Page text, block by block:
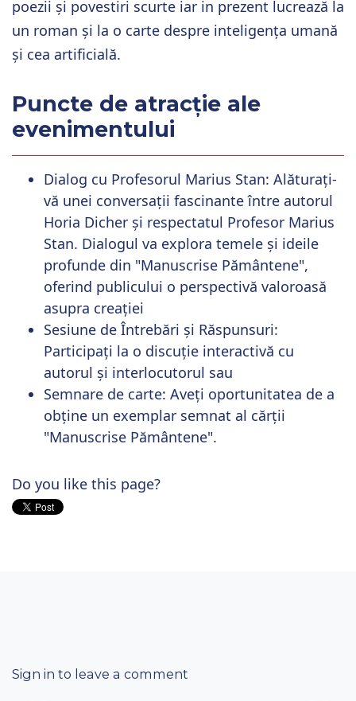
poezii și povestiri scurte iar in prezent lucrează la
un roman și la o carte despre inteligența umană
și cea artificială.
Puncte de atracție ale
evenimentului
Dialog cu Profesorul Marius Stan: Alăturați-
vă unei conversații fascinante între autorul
Horia Dicher și respectatul Profesor Marius
Stan. Dialogul va explora temele și ideile
profunde din "Manuscrise Pământene",
oferind publicului o perspectivă valoroasă
asupra creației
Sesiune de Întrebări și Răspunsuri:
Participați la o discuție interactivă cu
autorul și interlocutorul sau
Semnare de carte: Aveți oportunitatea de a
obține un exemplar semnat al cărții
"Manuscrise Pământene".
Do you like this page?
Sign in to leave a comment